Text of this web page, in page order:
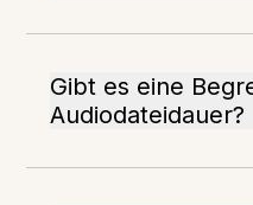
Gibt es eine
Audiodateidauer?